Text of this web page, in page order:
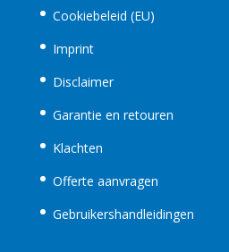
Cookiebeleid (EU)
Imprint
Disclaimer
Garantie en retouren
Klachten
Offerte aanvragen
Gebruikershandleidingen